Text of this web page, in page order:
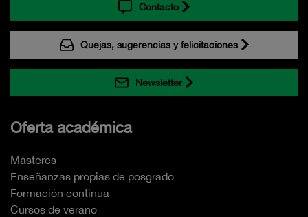
Contacto
Quejas, sugerencias y felicitaciones
Newsletter
Oferta académica
Másteres
Enseñanzas propias de posgrado
Formación continua
Cursos de verano